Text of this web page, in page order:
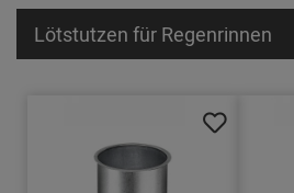
Lötstutzen für Regenrinnen